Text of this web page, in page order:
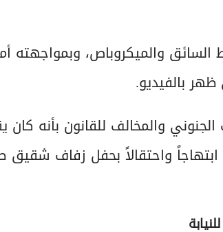
والميكروباص، وبمواجهته
ظهر بالفيديو.
والمخالف للقانون بأنه كان
واحتقالاً بحفل زفاف